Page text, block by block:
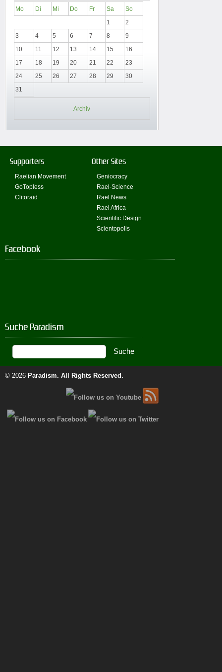
Mo Di Mi Do Fr Sa
So
1
2
3
4 5 6 7 8
9
10
11 12 13 14 15
16
17
18 19 20 21 22
23
24
25 26 27 28 29
30
31
Archiv
Supporters
Raelian Movement
GoTopless
Clitoraid
Other Sites
Geniocracy
Rael-Science
Rael News
Rael Africa
Scientific Design
Scientopolis
Facebook
Suche Paradism
© 2026 Paradism. All Rights Reserved.